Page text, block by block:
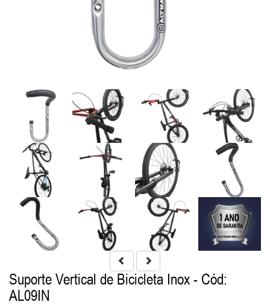
Suporte Vertical de Bicicleta Inox - Cód:
AL09IN